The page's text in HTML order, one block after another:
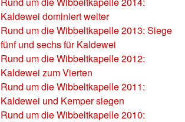
Kaldewei dominiert weiter
Rund um die Wibbeltkapelle 2013: Siege
fünf und sechs für Kaldewei
Rund um die Wibbeltkapelle 2012:
Kaldewei zum Vierten
Rund um die Wibbeltkapelle 2011:
Kaldewei und Kemper siegen
Rund um die Wibbeltkapelle 2010: